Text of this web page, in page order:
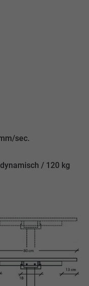
sec.
/ 120 kg